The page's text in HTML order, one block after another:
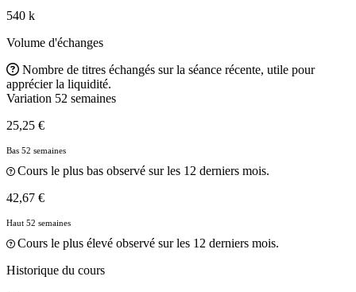
540 k
Volume d'échanges
Nombre de titres échangés sur la séance récente, utile pour
apprécier la liquidité.
Variation 52 semaines
25,25 €
Bas 52 semaines
Cours le plus bas observé sur les 12 derniers mois.
42,67 €
Haut 52 semaines
Cours le plus élevé observé sur les 12 derniers mois.
Historique du cours